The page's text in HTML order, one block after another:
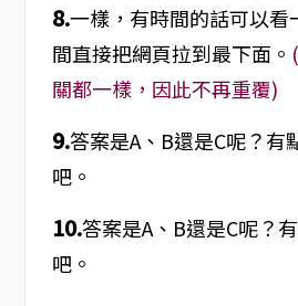
8.一樣，有時間的話可以看
間直接把網頁拉到最下面。
關都一樣，因此不再重覆)
9.答案是A、B還是C呢？有
吧。
10.答案是A、B還是C呢？
吧。